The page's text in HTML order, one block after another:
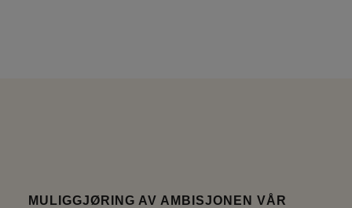
MULIGGJØRING AV AMBISJONEN VÅR